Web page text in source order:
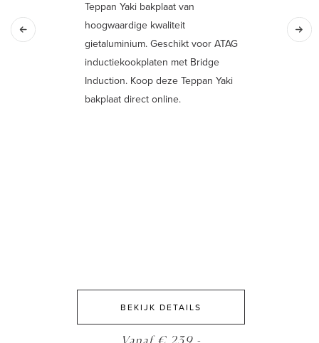
Teppan Yaki bakplaat van
hoogwaardige kwaliteit
gietaluminium. Geschikt voor ATAG
inductiekookplaten met Bridge
Induction. Koop deze Teppan Yaki
bakplaat direct online.
BEKIJK DETAILS